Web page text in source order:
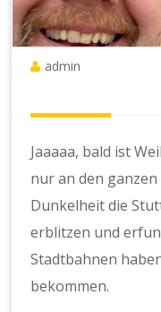
admin
Jaaaaa, bald ist
nur an den
Dunkelheit die
erblitzen und
Stadtbahnen
bekommen.